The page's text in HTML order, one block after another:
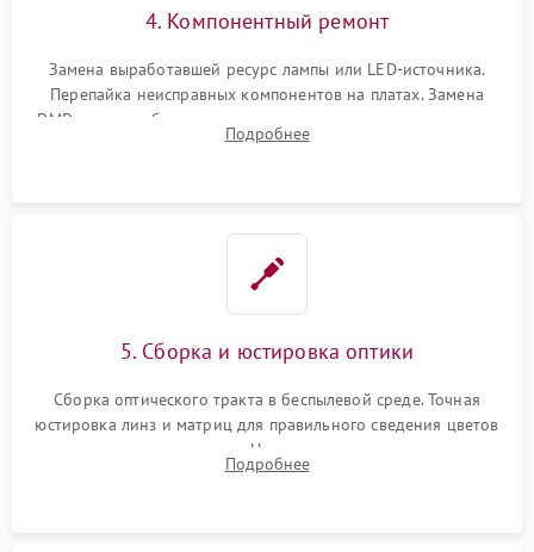
4. Компонентный ремонт
Замена выработавшей ресурс лампы или LED-источника.
Перепайка неисправных компонентов на платах. Замена
DMD-чипа при битых пикселях, установка нового цветового
колеса или восстановление сгоревших поляризационных
Подробнее
5. Сборка и юстировка оптики
Сборка оптического тракта в беспылевой среде. Точная
юстировка линз и матриц для правильного сведения цветов
и устранения размытия. Надежное подключение всех
шлейфов, установка датчиков и закрытие корпуса
Подробнее